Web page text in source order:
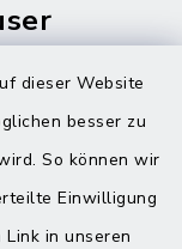
dieser Website
besser zu
So können wir
Einwilligung
in unseren